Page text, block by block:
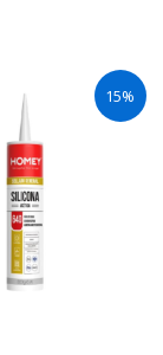
15%